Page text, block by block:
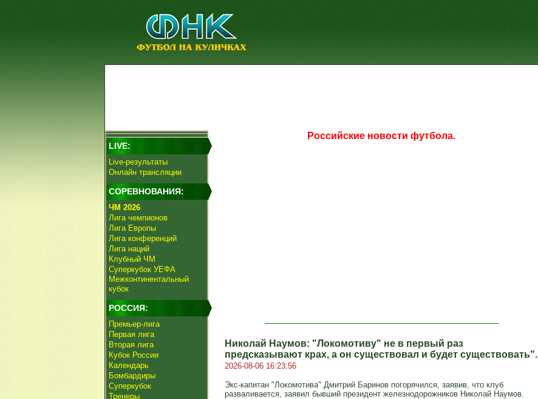
LIVE:
Live-результаты
Онлайн трансляции
СОРЕВНОВАНИЯ:
ЧМ 2026
Лига чемпионов
Лига Европы
Лига конференций
Лига наций
Клубный ЧМ
Суперкубок УЕФА
Межконтинентальный
кубок
РОССИЯ:
Премьер-лига
Первая лига
Вторая лига
Кубок России
Календарь
Бомбардиры
Суперкубок
Тренеры
Российские новости футбола.
Николай Наумов: "Локомотиву" не в первый раз
предсказывают крах, а он существовал и будет существовать".
2026-08-06 16:23:56
Экс‑капитан "Локомотива" Дмитрий Баринов погорячился, заявив, что клуб
разваливается, заявил бывший президент железнодорожников Николай Наумов.